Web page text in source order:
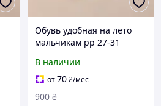
Обувь удобная на лето
мальчикам рр 27-31
мальчиков
В наличии
от70₴/мес
900 ₴